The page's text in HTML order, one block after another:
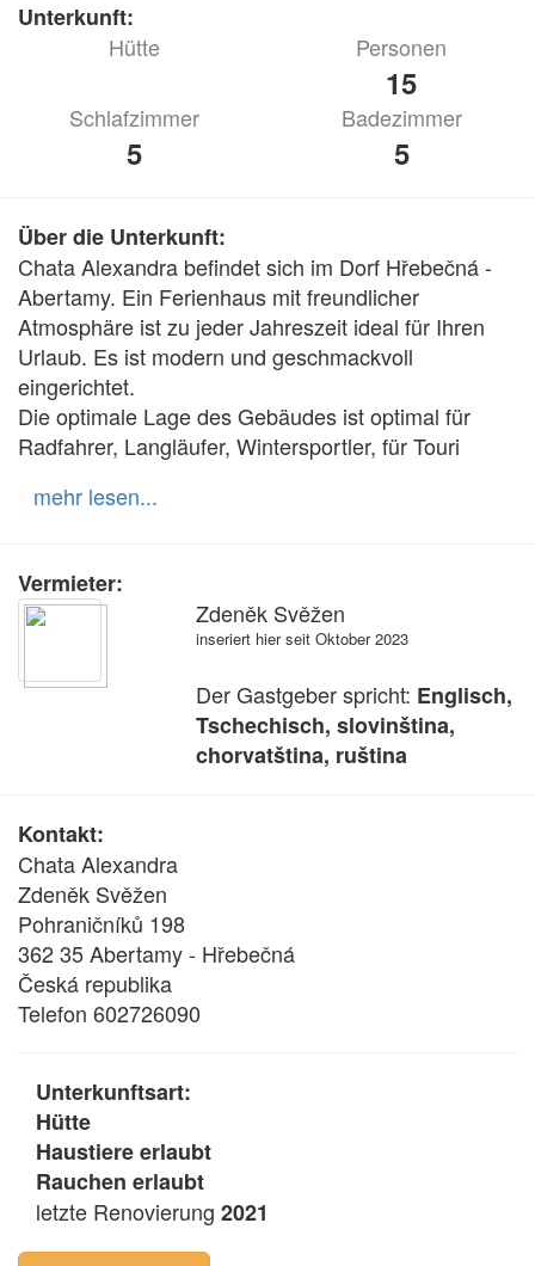
Unterkunft:
Hütte
Personen
15
Schlafzimmer
5
Badezimmer
5
Über die Unterkunft:
Chata Alexandra befindet sich im Dorf Hřebečná -
Abertamy. Ein Ferienhaus mit freundlicher
Atmosphäre ist zu jeder Jahreszeit ideal für Ihren
Urlaub. Es ist modern und geschmackvoll
eingerichtet.
Die optimale Lage des Gebäudes ist optimal für
Radfahrer, Langläufer, Wintersportler, für Touri
mehr lesen...
Vermieter:
Zdeněk Svěžen
inseriert hier seit Oktober 2023
Der Gastgeber spricht: Englisch,
Tschechisch, slovinština,
chorvatština, ruština
Kontakt:
Chata Alexandra
Zdeněk Svěžen
Pohraničníků 198
362 35 Abertamy - Hřebečná
Česká republika
Telefon 602726090
Unterkunftsart:
Hütte
Haustiere erlaubt
Rauchen erlaubt
letzte Renovierung 2021